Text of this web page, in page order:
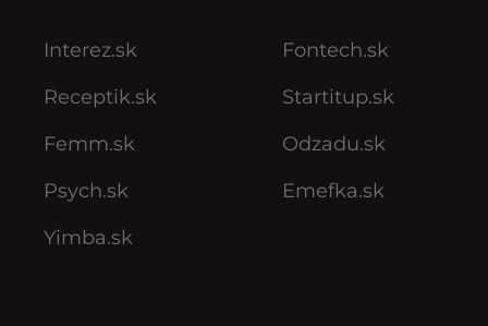
Interez.sk
Receptik.sk
Femm.sk
Psych.sk
Yimba.sk
Fontech.sk
Startitup.sk
Odzadu.sk
Emefka.sk